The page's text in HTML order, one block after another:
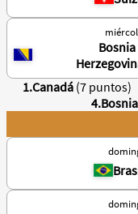
Bosnia
1.Canadá (7 puntos)